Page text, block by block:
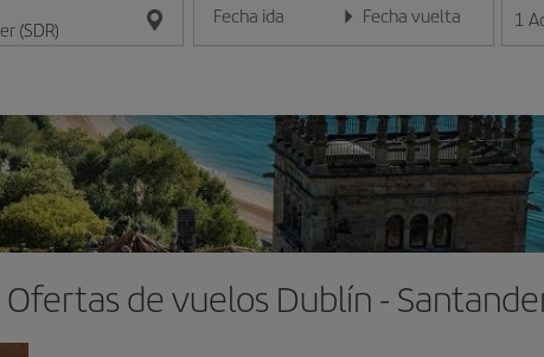
Fecha ida
Introduce la fecha en formato día/mes/año
Fecha vuelta
Introduce la fecha en 1
Ofertas de vuelos Dublín -